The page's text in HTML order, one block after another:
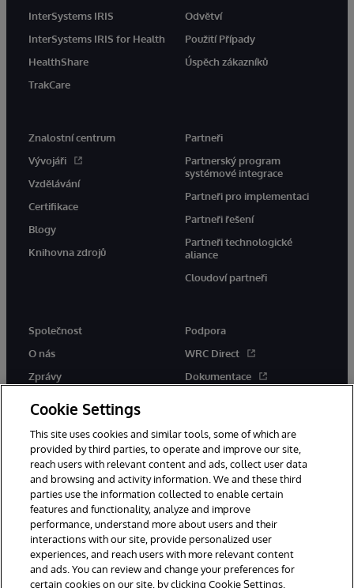
InterSystems IRIS
InterSystems IRIS for Health
HealthShare
TrakCare
Odvětví
Použití Případy
Úspěch zákazníků
Znalostní centrum
Vývojáři
Vzdělávání
Certifikace
Blogy
Knihovna zdrojů
Partneři
Partnerský program
systémové integrace
Partneři pro implementaci
Partneři řešení
Partneři technologické
aliance
Cloudoví partneři
Společnost
O nás
Zprávy
Podpora
WRC Direct
Dokumentace
© 1996-2026 InterSystems Corporation, Boston, MA. Všechna práva
vyhrazena.
Oznámení/podmínky a pravidla
Prohlášení o ochraně osobních údajů
Záruka Přístupnost
Cookie Settings
This site uses cookies and similar tools, some of which are
provided by third parties, to operate and improve our site,
reach users with relevant content and ads, collect user data
and browsing and activity information. We and these third
parties use the information collected to enable certain
features and functionality, analyze and improve
performance, understand more about users and their
interactions with our site, provide personalized user
experiences, and reach users with more relevant content
and ads. You can review and change your preferences for
certain cookies on our site, by clicking Cookie Settings.